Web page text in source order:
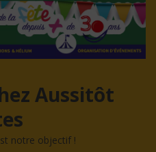
Aussitôt
notre objectif !